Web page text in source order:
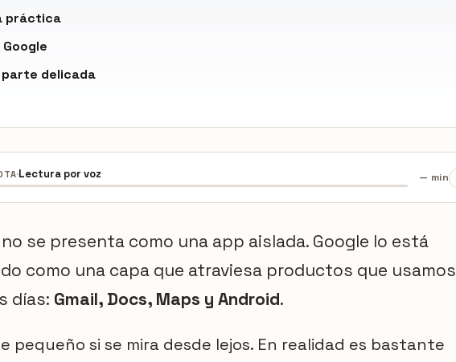
práctica
delicada
·Lectura por voz — min
se presenta como una app aislada. Google lo está
como una capa que atraviesa productos que usamos
días: Gmail, Docs, Maps y Android.
pequeño si se mira desde lejos. En realidad es bastante